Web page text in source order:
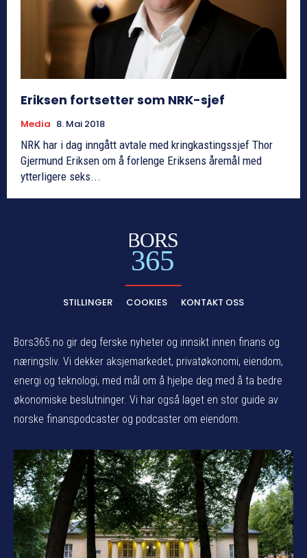
Eriksen fortsetter som NRK-sjef
Media 8. Mai 2018
NRK har i dag inngått avtale med kringkastingssjef Thor
Gjermund Eriksen om å forlenge Eriksens åremål med
ytterligere seks...
BORS
365
STILLINGER COOKIES KONTAKT OSS
Bors365.no gir deg ferske nyheter og innsikt innen finans og
næringsliv. Vi dekker aksjemarkedet, privatøkonomi, eiendom,
energi og teknologi, med mål om å hjelpe deg med å ta bedre
økonomiske beslutninger. Vi har også laget en stor guide av
norske finanspodcaster og podcaster om eiendom.